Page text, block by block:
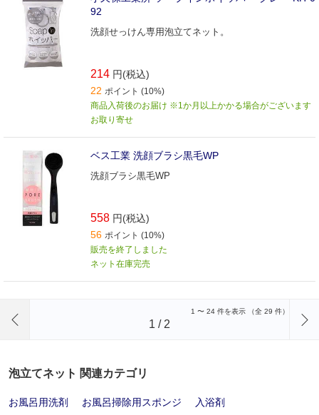
92
洗顔せっけん専用泡立てネット。
214 円(税込)
22 ポイント (10%)
商品入荷後のお届け ※1か月以上かかる場合がございます
お取り寄せ
ベス工業 洗顔ブラシ黒毛WP
洗顔ブラシ黒毛WP
558 円(税込)
56 ポイント (10%)
販売を終了しました
ネット在庫完売
1 〜 24 件を表示 （全 29 件）
1 / 2
泡立てネット 関連カテゴリ
お風呂用洗剤 お風呂掃除用スポンジ
入浴剤